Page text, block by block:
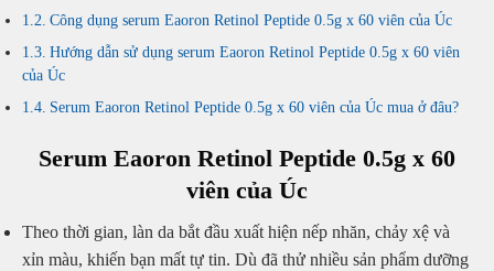
Công dụng serum Eaoron Retinol Peptide 0.5g x 60 viên của Úc
Hướng dẫn sử dụng serum Eaoron Retinol Peptide 0.5g x 60 viên
của Úc
Serum Eaoron Retinol Peptide 0.5g x 60 viên của Úc mua ở đâu?
Serum Eaoron Retinol Peptide 0.5g x 60
viên của Úc
Theo thời gian, làn da bắt đầu xuất hiện nếp nhăn, chảy xệ và
xỉn màu, khiến bạn mất tự tin. Dù đã thử nhiều sản phẩm dưỡng